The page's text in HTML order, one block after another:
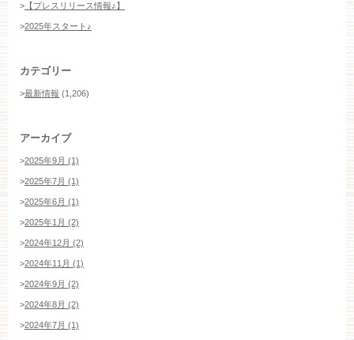
> 【プレスリリース情報♪】
>2025年スタート♪
カテゴリー
>最新情報 (1,206)
アーカイブ
>2025年9月 (1)
>2025年7月 (1)
>2025年6月 (1)
>2025年1月 (2)
>2024年12月 (2)
>2024年11月 (1)
>2024年9月 (2)
>2024年8月 (2)
>2024年7月 (1)